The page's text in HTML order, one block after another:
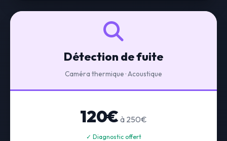
Détection de fuite
Caméra thermique · Acoustique
120€ à 250€
✓ Diagnostic offert